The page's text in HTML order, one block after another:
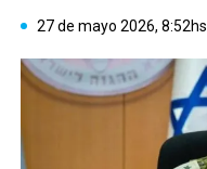
27 de mayo 2026, 8:52hs